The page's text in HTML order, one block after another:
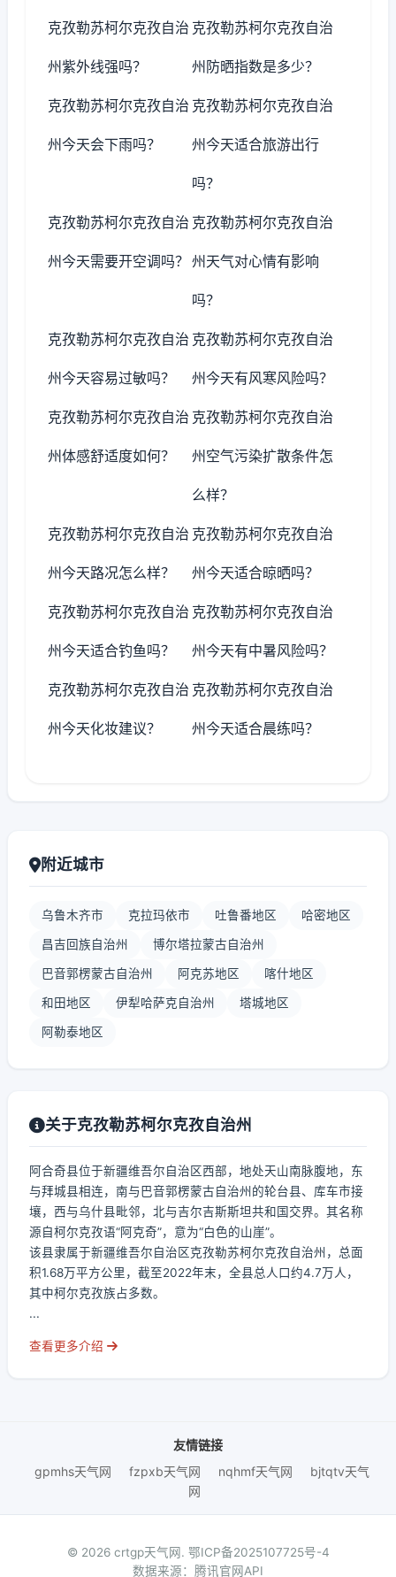
克孜勒苏柯尔克孜自治
州紫外线强吗？
克孜勒苏柯尔克孜自治
州防晒指数是多少？
克孜勒苏柯尔克孜自治
州今天会下雨吗？
克孜勒苏柯尔克孜自治
州今天适合旅游出行
吗？
克孜勒苏柯尔克孜自治
州今天需要开空调吗？
克孜勒苏柯尔克孜自治
州天气对心情有影响
吗？
克孜勒苏柯尔克孜自治
州今天容易过敏吗？
克孜勒苏柯尔克孜自治
州今天有风寒风险吗？
克孜勒苏柯尔克孜自治
州体感舒适度如何？
克孜勒苏柯尔克孜自治
州空气污染扩散条件怎
么样？
克孜勒苏柯尔克孜自治
州今天路况怎么样？
克孜勒苏柯尔克孜自治
州今天适合晾晒吗？
克孜勒苏柯尔克孜自治
州今天适合钓鱼吗？
克孜勒苏柯尔克孜自治
州今天有中暑风险吗？
克孜勒苏柯尔克孜自治
州今天化妆建议？
克孜勒苏柯尔克孜自治
州今天适合晨练吗？
附近城市
乌鲁木齐市 克拉玛依市 吐鲁番地区 哈密地区
昌吉回族自治州 博尔塔拉蒙古自治州
巴音郭楞蒙古自治州 阿克苏地区 喀什地区
和田地区 伊犁哈萨克自治州 塔城地区
阿勒泰地区
关于克孜勒苏柯尔克孜自治州
阿合奇县位于新疆维吾尔自治区西部，地处天山南脉腹地，东
与拜城县相连，南与巴音郭楞蒙古自治州的轮台县、库车市接
壤，西与乌什县毗邻，北与吉尔吉斯斯坦共和国交界。其名称
源自柯尔克孜语“阿克奇”，意为“白色的山崖”。
该县隶属于新疆维吾尔自治区克孜勒苏柯尔克孜自治州，总面
积1.68万平方公里，截至2022年末，全县总人口约4.7万人，
其中柯尔克孜族占多数。
...
查看更多介绍
友情链接
gpmhs天气网
fzpxb天气网 nqhmf天气网
bjtqtv天气
网
© 2026 crtgp天气网. 鄂ICP备2025107725号-4
数据来源：腾讯官网API